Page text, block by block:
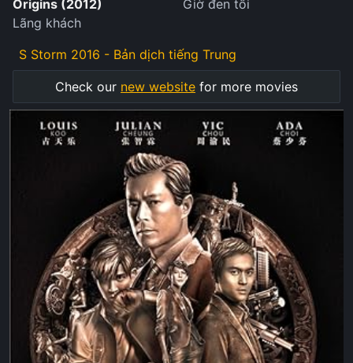
Origins (2012)
Lãng khách
Giờ đen tối
S Storm 2016 - Bản dịch tiếng Trung
Check our new website for more movies